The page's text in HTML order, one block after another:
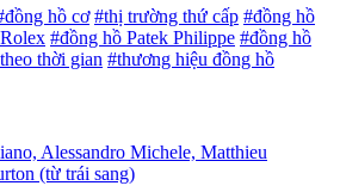
hồ cơ #thị trường thứ cấp #đồng hồ
#đồng hồ Patek Philippe #đồng hồ
thời gian #thương hiệu đồng hồ